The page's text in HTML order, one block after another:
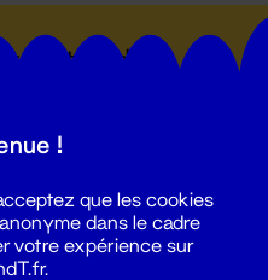
du
!
que les cookies
dans le cadre
votre expérience sur